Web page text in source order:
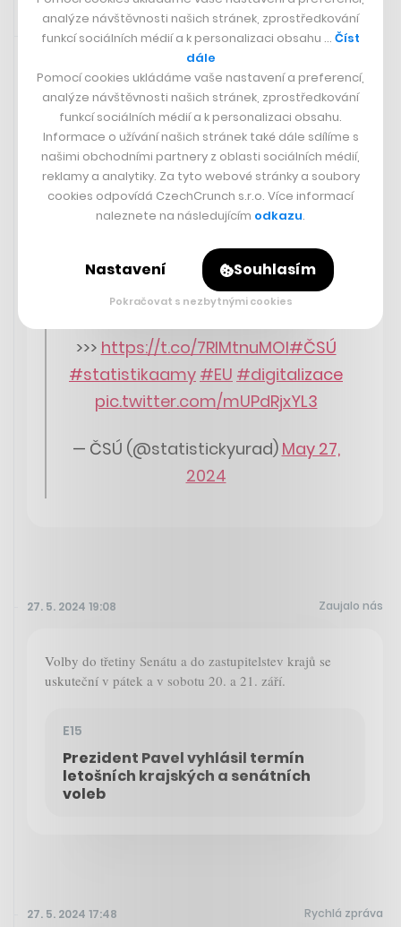
27. 5. 2024 20:01 Sdíleno přes aplikaci Twitter
Nelichotivé statistiky o českých firmách.
Digitálně nejvyspělejší podniky v
rámci EU jsou ve Finsku. Na
opačném konci žebříčku se
nacházejí podniky v Rumunsku a
Bulharsku. Podniky v Česku jsou v
míře digitalizace za rok 2023
podprůměrné.
>>> https://t.co/7RIMtnuMOI#ČSÚ
#statistikaamy #EU #digitalizace
pic.twitter.com/mUPdRjxYL3
— ČSÚ (@statistickyurad) May 27,
2024
27. 5. 2024 19:08 Zaujalo nás
Volby do třetiny Senátu a do zastupitelstev krajů se
uskuteční v pátek a v sobotu 20. a 21. září.
E15
Prezident Pavel vyhlásil termín
letošních krajských a senátních
voleb
27. 5. 2024 17:48 Rychlá zpráva
analýze návštěvnosti našich stránek, zprostředkování
funkcí sociálních médií a k personalizaci obsahu … Číst
dále
Pomocí cookies ukládáme vaše nastavení a preferencí,
analýze návštěvnosti našich stránek, zprostředkování
funkcí sociálních médií a k personalizaci obsahu.
Informace o užívání našich stránek také dále sdílíme s
našimi obchodními partnery z oblasti sociálních médií,
reklamy a analytiky. Za tyto webové stránky a soubory
cookies odpovídá CzechCrunch s.r.o. Více informací
naleznete na následujícím odkazu.
Nastavení Souhlasím
Pokračovat s nezbytnými cookies